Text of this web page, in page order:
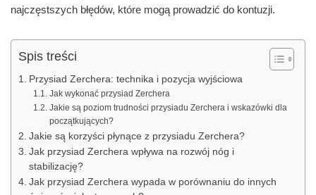
najczęstszych błędów, które mogą prowadzić do kontuzji.
Spis treści
Przysiad Zerchera: technika i pozycja wyjściowa
Jak wykonać przysiad Zerchera
Jakie są poziom trudności przysiadu Zerchera i wskazówki dla
początkujących?
Jakie są korzyści płynące z przysiadu Zerchera?
Jak przysiad Zerchera wpływa na rozwój nóg i
stabilizację?
Jak przysiad Zerchera wypada w porównaniu do innych